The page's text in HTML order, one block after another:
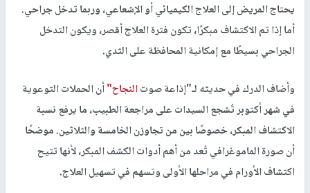
يحتاج المريض إلى العلاج الكيميائي أو الإشعاعي، وربما تدخل جراحي.
أما إذا تم الاكتشاف مبكرًا، تكون فترة العلاج أقصر، ويكون التدخل
الجراحي بسيطًا مع إمكانية المحافظة على الثدي.
وأضاف الدرك في حديثه لـ"إذاعة صوتالنجاح"أن الحملات التوعوية
في شهر أكتوبر تُشجع السيدات على مراجعة الطبيب، ما يرفع نسبة
الاكتشاف المبكر، خصوصًا بين من تجاوزن الخامسة والثلاثين. موضحًا
أن صورة الماموغرافي تُعد من أهم أدوات الكشف المبكر، لأنها تتيح
اكتشاف الأورام في مراحلها الأولى وتسهم في تسهيل العلاج.